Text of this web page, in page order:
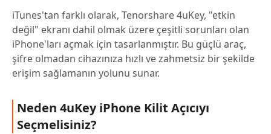
iTunes'tan farklı olarak, Tenorshare 4uKey, "etkin
değil" ekranı dahil olmak üzere çeşitli sorunları olan
iPhone'ları açmak için tasarlanmıştır. Bu güçlü araç,
şifre olmadan cihazınıza hızlı ve zahmetsiz bir şekilde
erişim sağlamanın yolunu sunar.
Neden 4uKey iPhone Kilit Açıcıyı
Seçmelisiniz?